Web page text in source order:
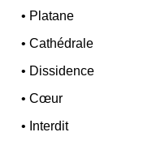
• Platane
•Cathédrale
• Dissidence
•Cœur
• Interdit